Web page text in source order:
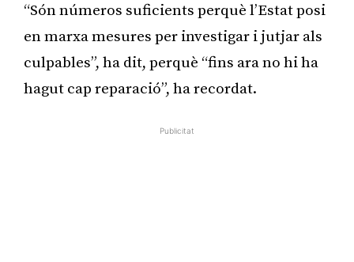
“Són números suficients perquè l’Estat posi
en marxa mesures per investigar i jutjar als
culpables”, ha dit, perquè “fins ara no hi ha
hagut cap reparació”, ha recordat.
Publicitat